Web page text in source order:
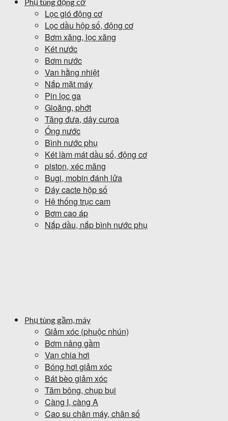
Lọc gió động cơ
Lọc dầu hộp số, động cơ
Bơm xăng, lọc xăng
Két nước
Bơm nước
Van hằng nhiệt
Nắp mặt máy
Pin lọc ga
Gioăng, phớt
Tăng đưa, dây curoa
Ống nước
Bình nước phụ
Két làm mát dầu số, động cơ
piston, xéc măng
Bugi, mobin đánh lửa
Đáy cacte hộp số
Hệ thống trục cam
Bơm cao áp
Nắp dầu, nắp bình nước phụ
Phụ tùng gầm, máy
Giảm xóc (phuộc nhún)
Bơm nâng gầm
Van chia hơi
Bóng hơi giảm xóc
Bát bèo giảm xóc
Tăm bông, chụp bụi
Càng I, càng A
Cao su chân máy, chân số